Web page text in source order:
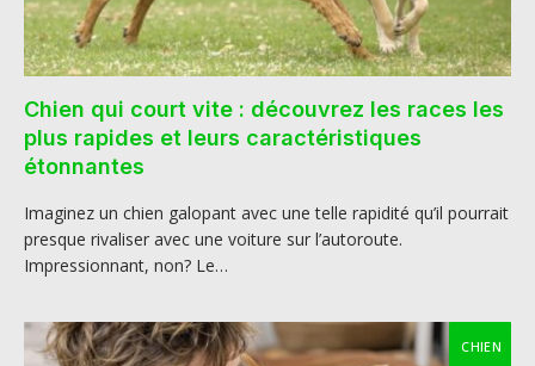
Chien qui court vite : découvrez les races les
plus rapides et leurs caractéristiques
étonnantes
Imaginez un chien galopant avec une telle rapidité qu’il pourrait
presque rivaliser avec une voiture sur l’autoroute.
Impressionnant, non? Le…
CHIEN